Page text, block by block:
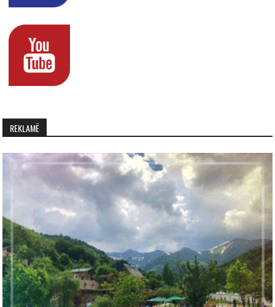
REKLAMË